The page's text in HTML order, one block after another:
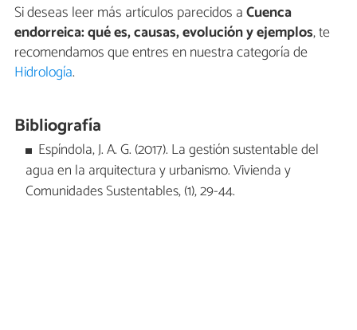
Si deseas leer más artículos parecidos aCuenca
endorreica: qué es, causas, evolución y ejemplos, te
recomendamos que entres en nuestra categoría de
Hidrología.
Bibliografía
Espíndola, J. A. G. (2017). La gestión sustentable del
agua en la arquitectura y urbanismo. Vivienda y
Comunidades Sustentables, (1), 29-44.